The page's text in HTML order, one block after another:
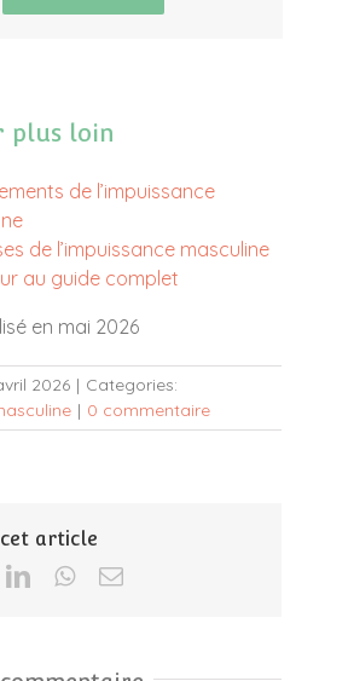
plus loin
de l’impuissance
de l’impuissance masculine
au guide complet
en mai 2026
2026 | Categories:
| 0 commentaire
article
LinkedInWhatsApp
Email